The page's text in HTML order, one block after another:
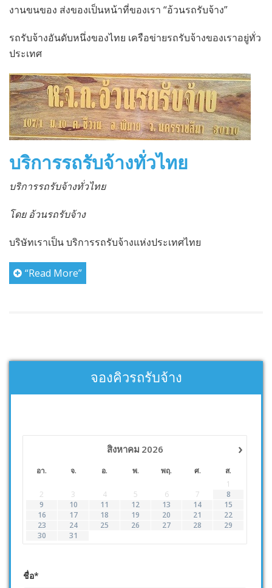
งานขนของ ส่งของเป็นหน้าที่ของเรา “อ้วนรถรับจ้าง”
รถรับจ้างอันดับหนึ่งของไทย เครือข่ายรถรับจ้างของเราอยู่ทั่ว
ประเทศ
บริการรถรับจ้างทั่วไทย
บริการรถรับจ้างทั่วไทย
โดย อ้วนรถรับจ้าง
บริษัทเราเป็น บริการรถรับจ้างแห่งประเทศไทย
“Read More”
จองคิวรถรับจ้าง
›
สิงหาคม 2026
อา. จ. อ. พ. พฤ. ศ.
ส.
1
2
3 4 5 6 7
8
9
10 11 12 13 14
15
16
17 18 19 20 21
22
23
24 25 26 27 28
29
30
31
ชื่อ*